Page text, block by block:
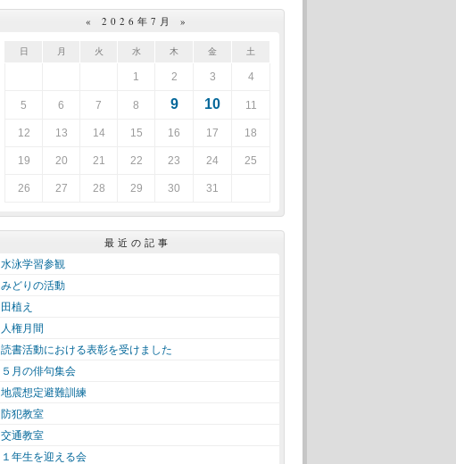
« 2026年7月 »
日 月 火 水 木 金 土
1 2 3 4
5 6 7 8 9 10 11
12 13 14 15 16 17 18
19 20 21 22 23 24 25
26 27 28 29 30 31
最近の記事
水泳学習参観
みどりの活動
田植え
人権月間
読書活動における表彰を受けました
５月の俳句集会
地震想定避難訓練
防犯教室
交通教室
１年生を迎える会